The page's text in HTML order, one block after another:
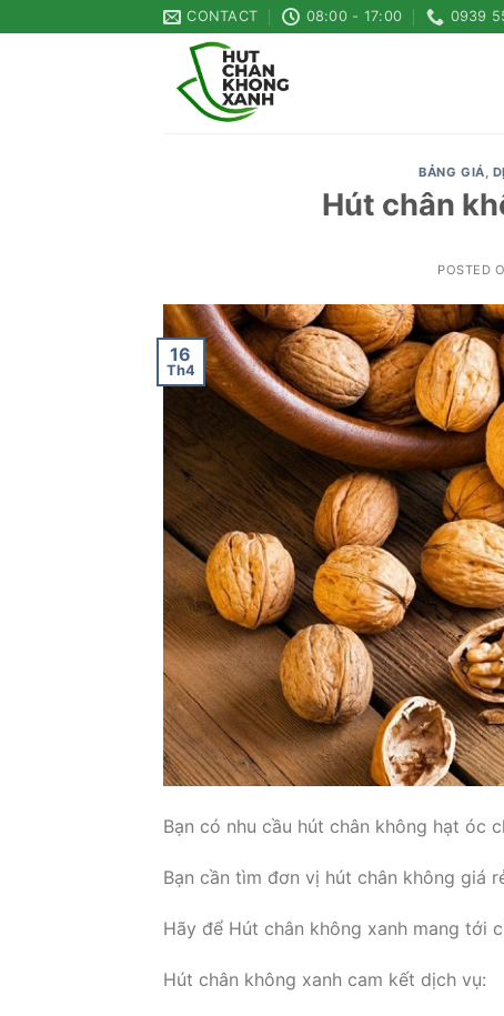
to
CONTACT 08:00 - 17:00 0939
BẢNG GIÁ,
Hút chân
POSTED
16
Th4
Bạn có nhu cầu hút chân không hạt óc
Bạn cần tìm đơn vị hút chân không giá
Hãy để Hút chân không xanh mang tới
Hút chân không xanh cam kết dịch vụ: